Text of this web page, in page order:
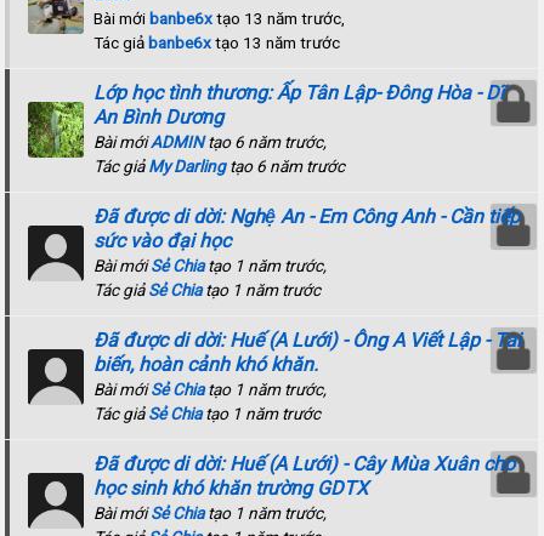
Bài mới banbe6xtạo 13 năm trước,
Tác giả banbe6xtạo 13 năm trước
Lớp học tình thương: Ấp Tân Lập- Đông Hòa - Dĩ
An Bình Dương
Bài mớiADMINtạo 6 năm trước,
Tác giảMy Darlingtạo 6 năm trước
Đã được di dời: Nghệ An - Em Công Anh - Cần tiếp
sức vào đại học
Bài mớiSẻ Chiatạo 1 năm trước,
Tác giảSẻ Chiatạo 1 năm trước
Đã được di dời: Huế (A Lưới) - Ông A Viết Lập - Tai
biến, hoàn cảnh khó khăn.
Bài mớiSẻ Chiatạo 1 năm trước,
Tác giảSẻ Chiatạo 1 năm trước
Đã được di dời: Huế (A Lưới) - Cây Mùa Xuân cho
học sinh khó khăn trường GDTX
Bài mớiSẻ Chiatạo 1 năm trước,